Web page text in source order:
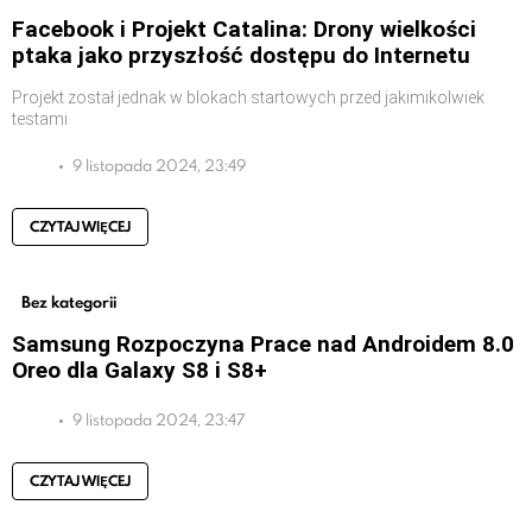
Facebook i Projekt Catalina: Drony wielkości
ptaka jako przyszłość dostępu do Internetu
Projekt został jednak w blokach startowych przed jakimikolwiek
testami
9 listopada 2024, 23:49
CZYTAJ WIĘCEJ
Bez kategorii
Samsung Rozpoczyna Prace nad Androidem 8.0
Oreo dla Galaxy S8 i S8+
9 listopada 2024, 23:47
CZYTAJ WIĘCEJ